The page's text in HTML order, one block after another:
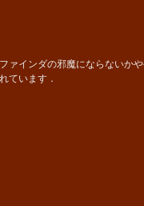
ァインダの邪魔にならないか
ています．